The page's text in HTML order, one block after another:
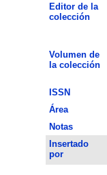
Editor de la
colección
Volumen de
la colección
ISSN
Área
Notas
Insertado
por